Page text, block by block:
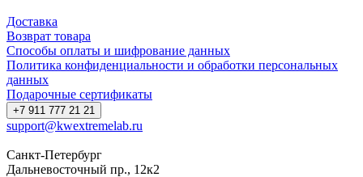
Доставка
Возврат товара
Способы оплаты и шифрование данных
Политика конфиденциальности и обработки персональных
данных
Подарочные сертификаты
+7 911 777 21 21
support@kwextremelab.ru
Санкт-Петербург
Дальневосточный пр., 12к2